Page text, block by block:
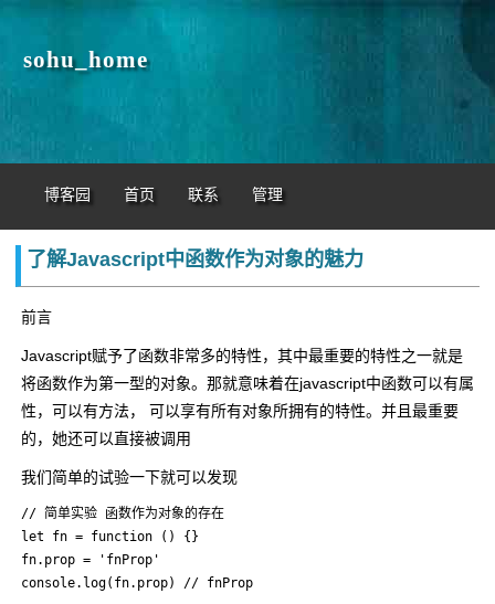
sohu_home
博客园 首页 联系 管理
了解Javascript中函数作为对象的魅力
前言
Javascript赋予了函数非常多的特性，其中最重要的特性之一就是
将函数作为第一型的对象。那就意味着在javascript中函数可以有属
性，可以有方法， 可以享有所有对象所拥有的特性。并且最重要
的，她还可以直接被调用
我们简单的试验一下就可以发现
// 简单实验 函数作为对象的存在
let fn = function () {}
fn.prop = 'fnProp'
console.log(fn.prop) // fnProp